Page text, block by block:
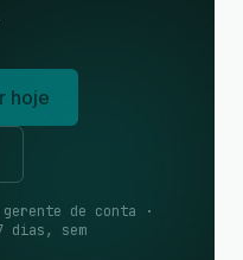
hoje
de conta ·
dias, sem